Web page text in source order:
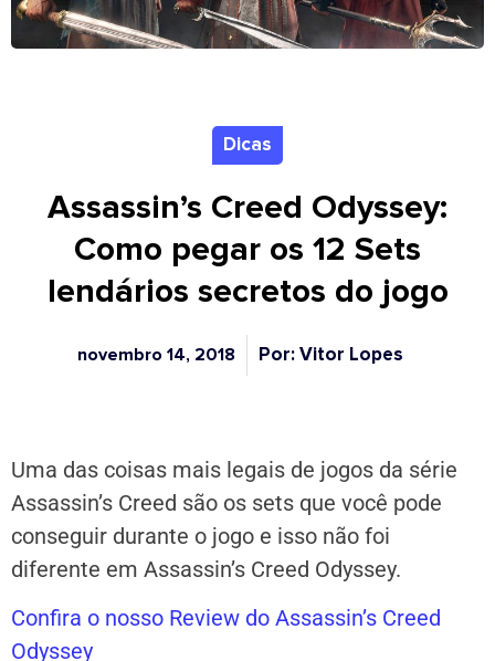
Dicas
Assassin’s Creed Odyssey:
Como pegar os 12 Sets
lendários secretos do jogo
novembro 14, 2018 Por: Vitor Lopes
Uma das coisas mais legais de jogos da série
Assassin’s Creed são os sets que você pode
conseguir durante o jogo e isso não foi
diferente em Assassin’s Creed Odyssey.
Confira o nosso Review do Assassin’s Creed
Odyssey